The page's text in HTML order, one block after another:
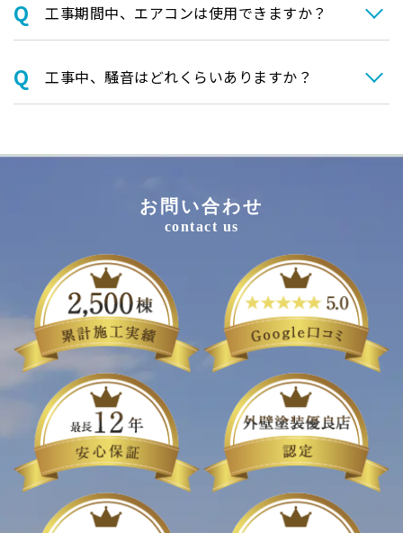
⼯事期間中、エアコンは使⽤できますか？
⼯事中、騒⾳はどれくらいありますか？
お問い合わせ
contact us